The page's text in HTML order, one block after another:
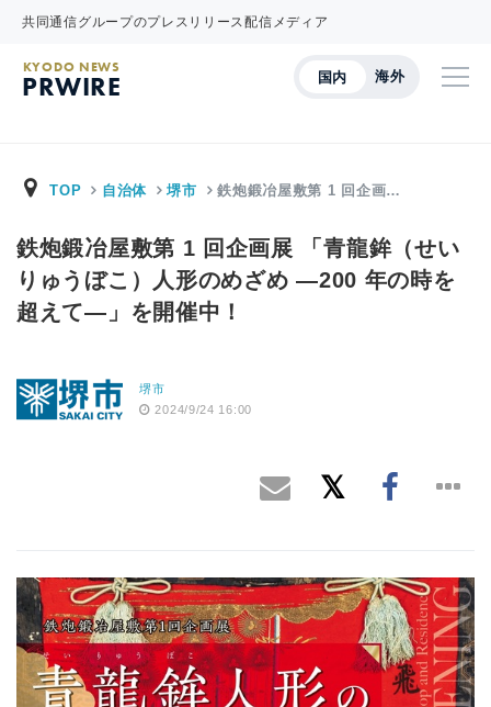
共同通信グループのプレスリリース配信メディア
国内 海外
KYODO NEWS
PRWIRE
TOP 自治体 堺市 鉄炮鍛冶屋敷第 1 回企画…
鉄炮鍛冶屋敷第 1 回企画展 「青龍鉾（せい
りゅうぼこ）人形のめざめ ―200 年の時を
超えて―」を開催中！
堺市
2024/9/24 16:00